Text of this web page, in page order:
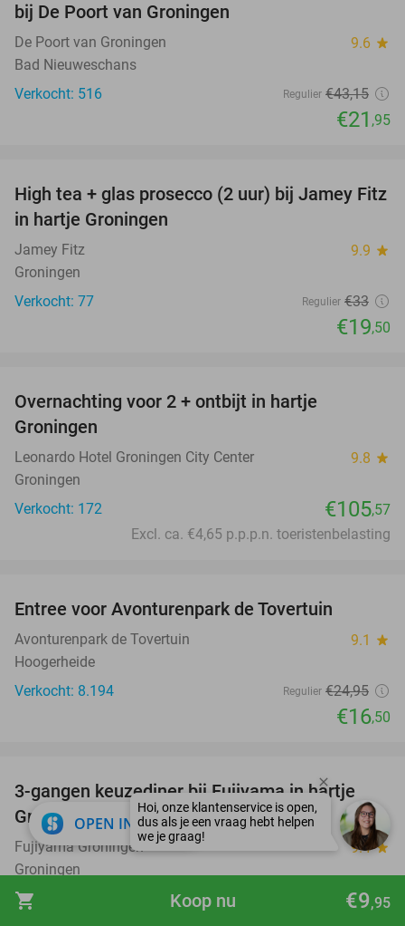
shopping_cart €9,95
Koop nu
bij De Poort van Groningen
De Poort van Groningen 9.6 star
Bad Nieuweschans
Verkocht: 516
Regulier €43,15
€21 ,95
41%
High tea + glas prosecco (2 uur) bij Jamey Fitz
in hartje Groningen
Jamey Fitz 9.9 star
Groningen
Verkocht: 77
Regulier €33
€19,50
Overnachting voor 2 + ontbijt in hartje
Groningen
Leonardo Hotel Groningen City Center 9.8 star
Groningen
Verkocht: 172
€105,57
Excl. ca. €4,65 p.p.p.n. toeristenbelasting
Entree voor Avonturenpark de Tovertuin
Avonturenpark de Tovertuin 9.1 star
Hoogerheide
Verkocht: 8.194
Regulier €24,95
€16,50
40%
3-gangen keuzediner bij Fujiyama in hartje
Groningen
Fujiyama Groningen 9.4star
Groningen
Verkocht: 304
€33,35
OPEN IN APP close